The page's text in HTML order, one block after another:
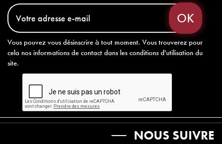
Vous pouvez vous désinscrire à tout moment. Vous trouverez pour
cela nos informations de contact dans les conditions d'utilisation du
site.
NOUS SUIVRE